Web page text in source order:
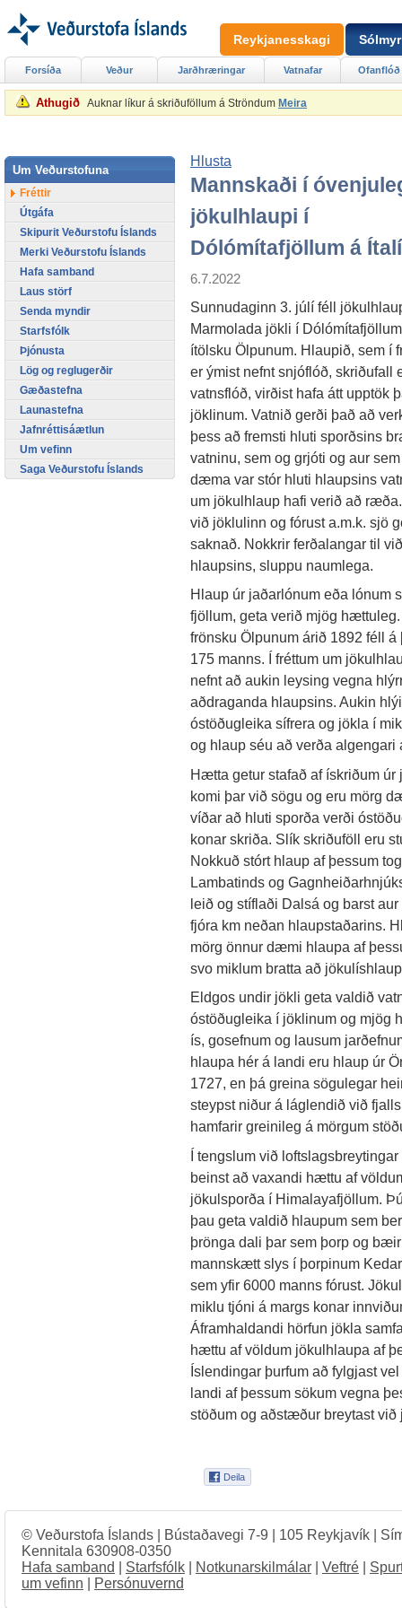
Athugið Auknar líkur á skriðuföllum á Ströndum Meira
Hlusta
Mannskaði í
jökulhlaupi í
Dólómítafjöllum á
6.7.2022
Sunnudaginn 3. júlí féll
Marmolada jökli í
ítölsku Ölpunum. Hlaupið, sem í
er ýmist nefnt snjóflóð, skriðufall
vatnsflóð, virðist hafa átt upptök
jöklinum. Vatnið gerði það að
þess að fremsti hluti sporðsins
vatninu, sem og grjóti og aur
dæma var stór hluti hlaupsins
um jökulhlaup hafi verið að
við jöklulinn og fórust a.m.k. sjö
saknað. Nokkrir ferðalangar til
hlaupsins, sluppu naumlega.
Hlaup úr jaðarlónum eða lónum
fjöllum, geta verið mjög
frönsku Ölpunum árið 1892 féll
175 manns. Í fréttum um
nefnt að aukin leysing vegna
aðdraganda hlaupsins. Aukin
óstöðugleika sífrera og jökla í
og hlaup séu að verða algengari
Hætta getur stafað af ískriðum
komi þar við sögu og eru mörg
víðar að hluti sporða verði
konar skriða. Slík skriðuföll eru
Nokkuð stórt hlaup af þessum
Lambatinds og
leið og stíflaði Dalsá og barst
fjóra km neðan hlaupstaðarins.
mörg önnur dæmi hlaupa af
svo miklum bratta að
Eldgos undir jökli geta valdið
óstöðugleika í jöklinum og mjög
ís, gosefnum og lausum
hlaupa hér á landi eru hlaup úr
1727, en þá greina sögulegar
steypst niður á láglendið við
hamfarir greinileg á mörgum
Í tengslum við
beinst að vaxandi hættu af
jökulsporða í Himalayafjöllum.
þau geta valdið hlaupum sem
þrönga dali þar sem þorp og
mannskætt slys í þorpinum
sem yfir 6000 manns fórust.
miklu tjóni á margs konar
Áframhaldandi hörfun jökla
hættu af völdum jökulhlaupa af
Íslendingar þurfum að fylgjast
landi af þessum sökum vegna
stöðum og aðstæður breytast
Forsíða Veður Jarðhræringar Vatnafar Ofanflóð
Um Veðurstofuna
Fréttir
Útgáfa
Skipurit Veðurstofu Íslands
Merki Veðurstofu Íslands
Hafa samband
Laus störf
Senda myndir
Starfsfólk
Þjónusta
Lög og reglugerðir
Gæðastefna
Launastefna
Jafnréttisáætlun
Um vefinn
Saga Veðurstofu Íslands
Reykjanesskagi
© Veðurstofa Íslands | Bústaðavegi 7-9 | 105 Reykjavík |
Kennitala 630908-0350
Hafa samband
Starfsfólk Notkunarskilmálar Veftré
um vefinn
Persónuvernd